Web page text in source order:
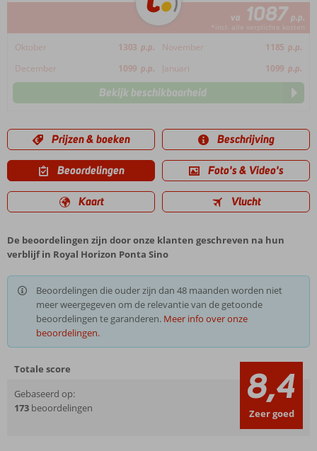
va 1087 p.p.
*incl. alle verplichte kosten
Oktober 1303 p.p. November 1185 p.p.
December
1099 p.p. Januari 1099 p.p.
Bekijk beschikbaarheid
Prijzen & boeken Beschrijving
Beoordelingen Foto's & Video's
Kaart Vlucht
De beoordelingen zijn door onze klanten geschreven na hun
verblijf in Royal Horizon Ponta Sino
Beoordelingen die ouder zijn dan 48 maanden worden niet
meer weergegeven om de relevantie van de getoonde
beoordelingen te garanderen. Meer info over onze
beoordelingen.
Totale score
Gebaseerd op:
173 beoordelingen 8,4
Zeer goed